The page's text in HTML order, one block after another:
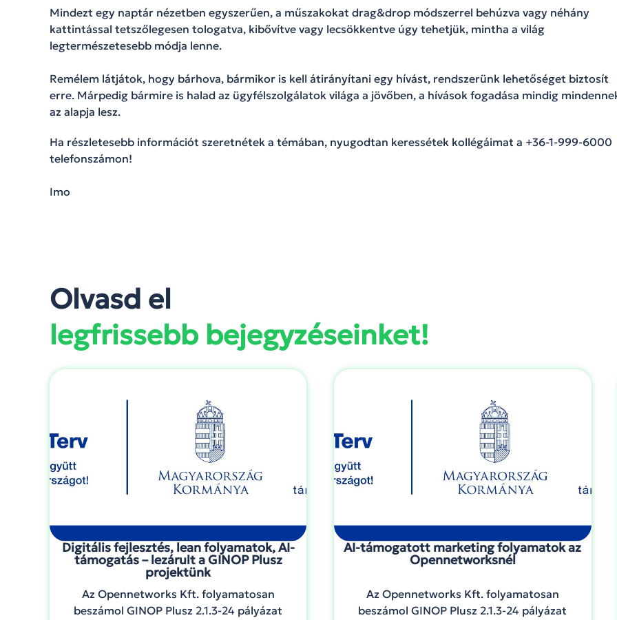
Mindezt egy naptár nézetben egyszerűen, a műszakokat drag&drop módszerrel behúzva vagy néhány
kattintással tetszőlegesen tologatva, kibővítve vagy lecsökkentve úgy tehetjük, mintha a világ
legtermészetesebb módja lenne.
Remélem látjátok, hogy bárhova, bármikor is kell átirányítani egy hívást, rendszerünk lehetőséget biztosít
erre. Márpedig bármire is halad az ügyfélszolgálatok világa a jövőben, a hívások fogadása mindig
az alapja lesz.
Ha részletesebb információt szeretnétek a témában, nyugodtan keressétek kollégáimat a +36-1-999-6000
telefonszámon!
Imo
Olvasd el
legfrissebb bejegyzéseinket!
Digitális fejlesztés, lean folyamatok, AI-
támogatás – lezárult a GINOP Plusz
projektünk
Az Opennetworks Kft. folyamatosan
beszámol GINOP Plusz 2.1.3-24 pályázat
AI-támogatott marketing folyamatok az
Opennetworksnél
Az Opennetworks Kft. folyamatosan
beszámol GINOP Plusz 2.1.3-24 pályázat